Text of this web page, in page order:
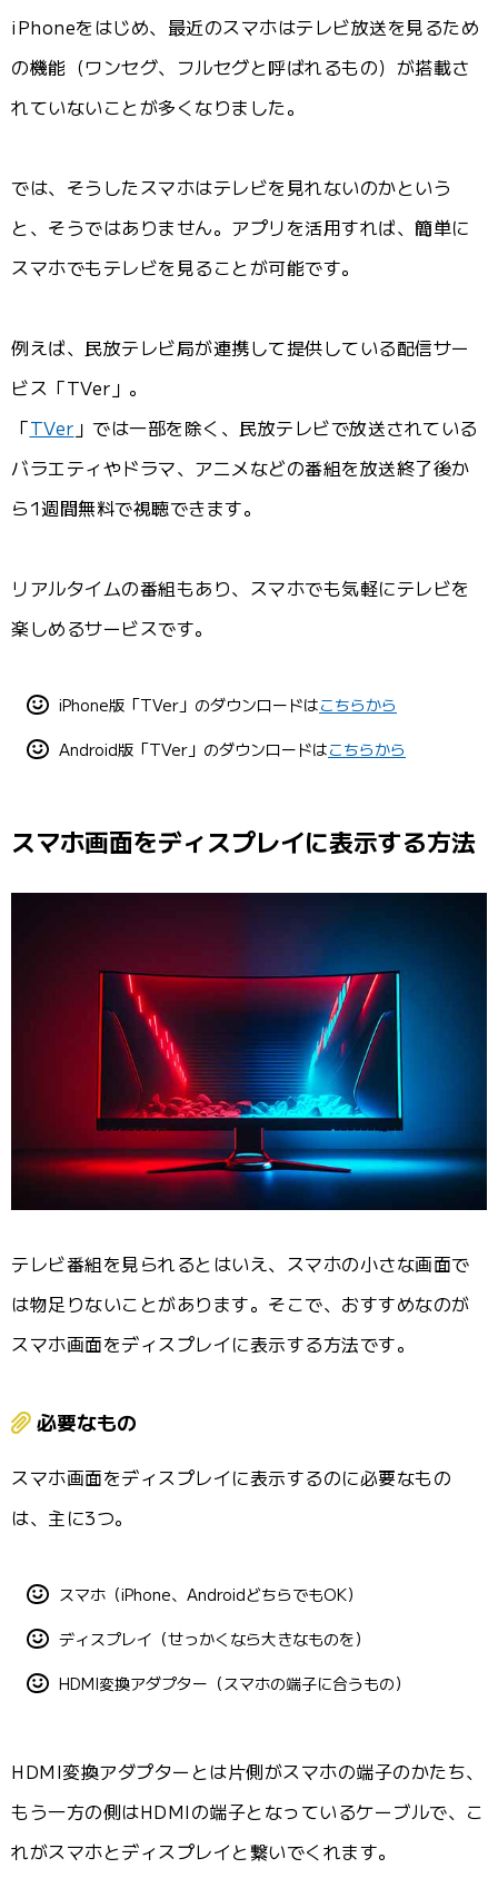
iPhoneをはじめ、最近のスマホはテレビ放送を見るため
の機能（ワンセグ、フルセグと呼ばれるもの）が搭載さ
れていないことが多くなりました。
では、そうしたスマホはテレビを見れないのかという
と、そうではありません。アプリを活用すれば、簡単に
スマホでもテレビを見ることが可能です。
例えば、民放テレビ局が連携して提供している配信サー
ビス「TVer」。
「TVer 」では一部を除く、民放テレビで放送されている
バラエティやドラマ、アニメなどの番組を放送終了後か
ら1週間無料で視聴できます。
リアルタイムの番組もあり、スマホでも気軽にテレビを
楽しめるサービスです。
iPhone版「TVer」のダウンロードはこちらから
Android版「TVer」のダウンロードはこちらから
スマホ画面をディスプレイに表示する方法
テレビ番組を見られるとはいえ、スマホの小さな画面で
は物足りないことがあります。そこで、おすすめなのが
スマホ画面をディスプレイに表示する方法です。
必要なもの
スマホ画面をディスプレイに表示するのに必要なもの
は、主に3つ。
スマホ（iPhone、AndroidどちらでもOK）
ディスプレイ（せっかくなら大きなものを）
HDMI変換アダプター（スマホの端子に合うもの）
HDMI変換アダプターとは片側がスマホの端子のかたち、
もう一方の側はHDMIの端子となっているケーブルで、こ
れがスマホとディスプレイと繋いでくれます。